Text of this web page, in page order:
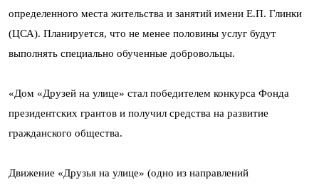
определенного места жительства и занятий имени Е.П. Глинки
(ЦСА). Планируется, что не менее половины услуг будут
выполнять специально обученные добровольцы.
«Дом «Друзей на улице» стал победителем конкурса Фонда
президентских грантов и получил средства на развитие
гражданского общества.
Движение «Друзья на улице» (одно из направлений